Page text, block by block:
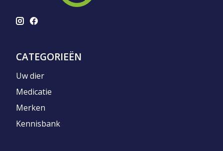
CATEGORIEËN
Uw dier
Medicatie
Merken
Kennisbank